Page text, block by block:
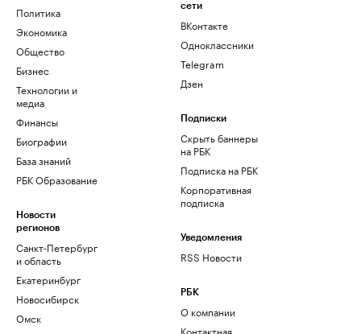
Политика
Экономика
Общество
Бизнес
Технологии и
медиа
Финансы
Биографии
База знаний
РБК Образование
Новости
регионов
Санкт-Петербург
и область
Екатеринбург
Новосибирск
Омск
сети
ВКонтакте
Одноклассники
Telegram
Дзен
Подписки
Скрыть баннеры
на РБК
Подписка на РБК
Корпоративная
подписка
Уведомления
RSS Новости
РБК
О компании
Контактная